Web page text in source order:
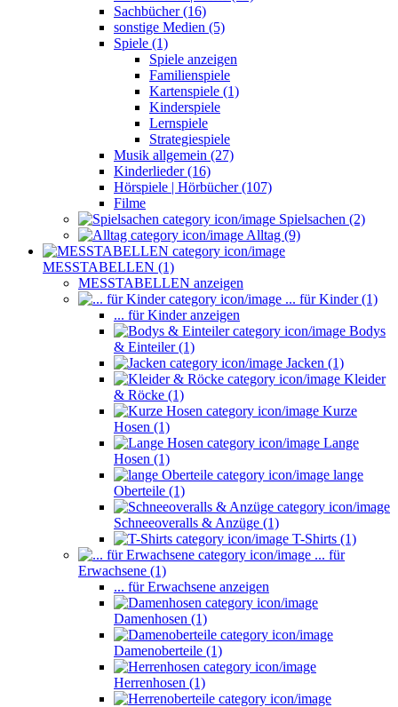
Sachbücher (16)
sonstige Medien (5)
Spiele (1)
Spiele anzeigen
Familienspiele
Kartenspiele (1)
Kinderspiele
Lernspiele
Strategiespiele
Musik allgemein (27)
Kinderlieder (16)
Hörspiele | Hörbücher (107)
Filme
Spielsachen (2)
Alltag (9)
MESSTABELLEN (1)
MESSTABELLEN anzeigen
... für Kinder (1)
... für Kinder anzeigen
Bodys
& Einteiler (1)
Jacken (1)
Kleider
& Röcke (1)
Kurze
Hosen (1)
Lange
Hosen (1)
lange
Oberteile (1)
Schneeoveralls & Anzüge (1)
T-Shirts (1)
... für
Erwachsene (1)
... für Erwachsene anzeigen
Damenhosen (1)
Damenoberteile (1)
Herrenhosen (1)